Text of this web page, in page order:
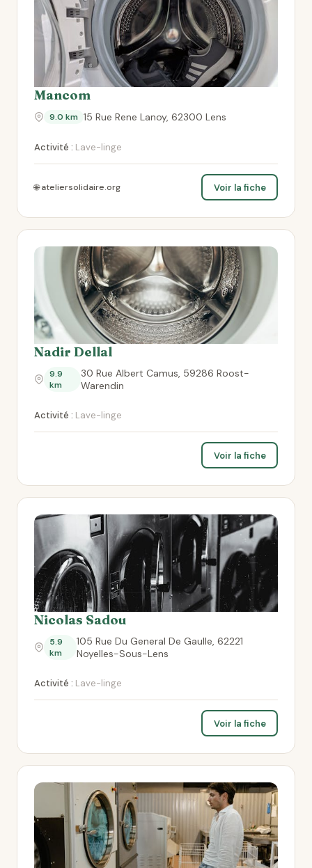
Mancom
9.0 km 15 Rue Rene Lanoy, 62300 Lens
Activité : Lave-linge
🌐 ateliersolidaire.org Voir la fiche
Nadir Dellal
9.9
km
30 Rue Albert Camus, 59286 Roost-
Warendin
Activité : Lave-linge
Voir la fiche
Nicolas Sadou
5.9
km
105 Rue Du General De Gaulle, 62221
Noyelles-Sous-Lens
Activité : Lave-linge
Voir la fiche